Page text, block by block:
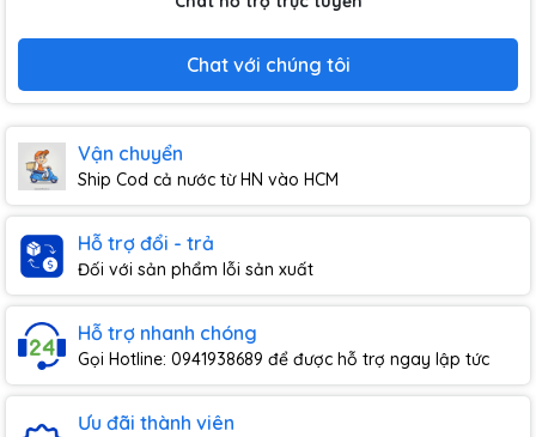
Chat với chúng tôi
Vận chuyển
Ship Cod cả nước từ HN vào HCM
Hỗ trợ đổi - trả
Đối với sản phẩm lỗi sản xuất
Hỗ trợ nhanh chóng
Gọi Hotline: 0941938689 để được hỗ trợ ngay lập tức
Ưu đãi thành viên